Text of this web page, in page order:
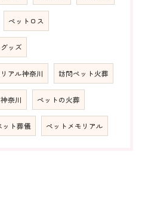
ペットロス
ッズ
アル神奈川 訪問ペット火葬
奈川 ペットの火葬
ット葬儀 ペットメモリアル